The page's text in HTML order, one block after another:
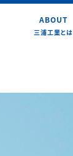
ABOUT
三浦工業とは